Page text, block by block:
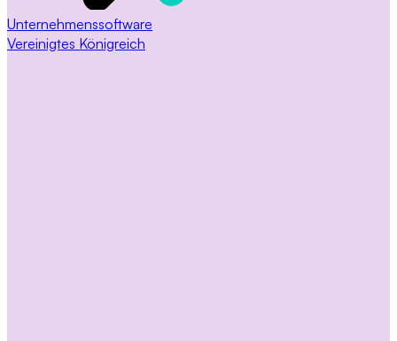
Unternehmenssoftware
Vereinigtes Königreich